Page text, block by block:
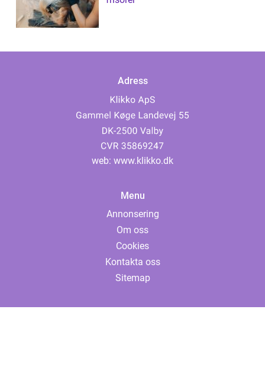
Adress
web: www.klikko.dk
Menu
Annonsering
Om oss
Cookies
Kontakta oss
Sitemap